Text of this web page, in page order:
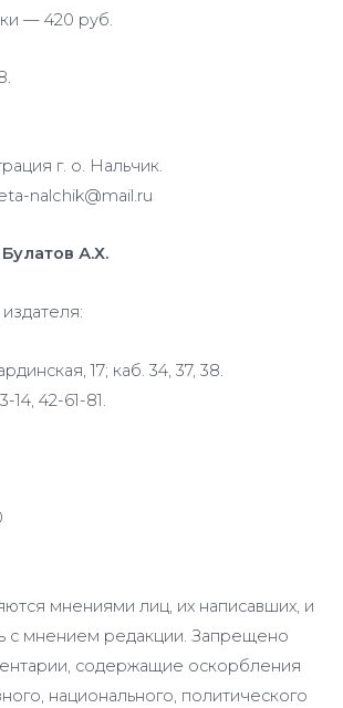
— 420 руб.
г. о. Нальчик.
nalchik@mail.ru
Булатов А.Х.
17; каб. 34, 37, 38.
14, 42-61-81.
мнениями лиц, их написавших, и
с мнением редакции. Запрещено
содержащие оскорбления
национального, политического